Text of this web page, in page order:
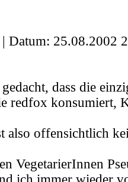
Datum: 25.08.2002
dass die
redfox konsumiert,
also offensichtlich
VegetarierInnen